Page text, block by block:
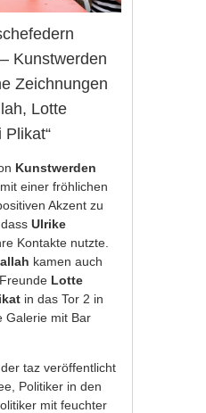
Kunstwerden
Zeichnungen
Lotte
Plikat“
Kunstwerden
einer fröhlichen
Akzent zu
dassUlrike
Kontakte nutzte.
kamen auch
Lotte
in das Tor 2 in
Galerie mit Bar
taz veröffentlicht
Politiker in den
mit feuchter